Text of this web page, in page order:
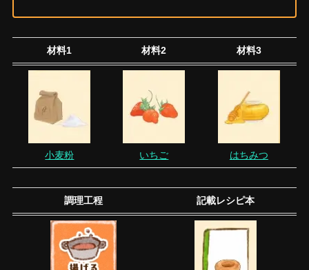
材料1 材料2 材料3
小麦粉 いちご はちみつ
調理工程 記載レシピ本